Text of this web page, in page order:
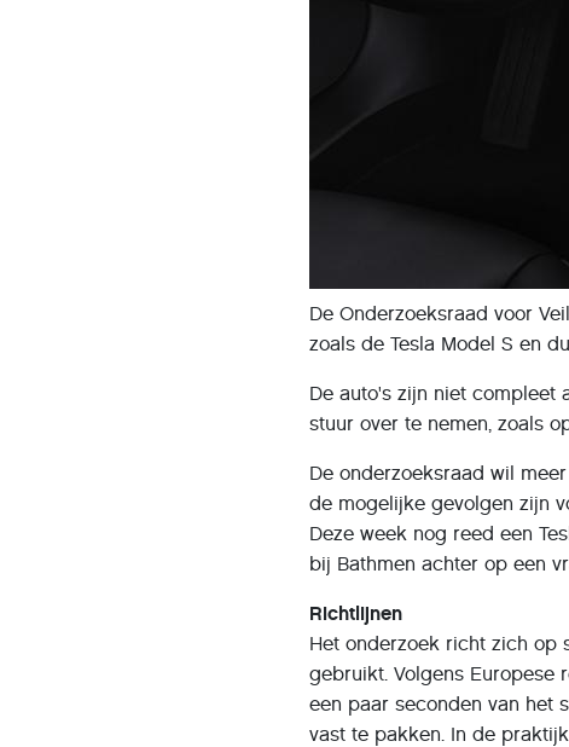
De Onderzoeksraad voor
zoals de Tesla Model S en
De auto's zijn niet compleet
stuur over te nemen, zoals
De onderzoeksraad wil
de mogelijke gevolgen zijn
Deze week nog reed een
bij Bathmen achter op een
Richtlijnen
Het onderzoek richt zich op
gebruikt. Volgens Europese
een paar seconden van het
vast te pakken. In de